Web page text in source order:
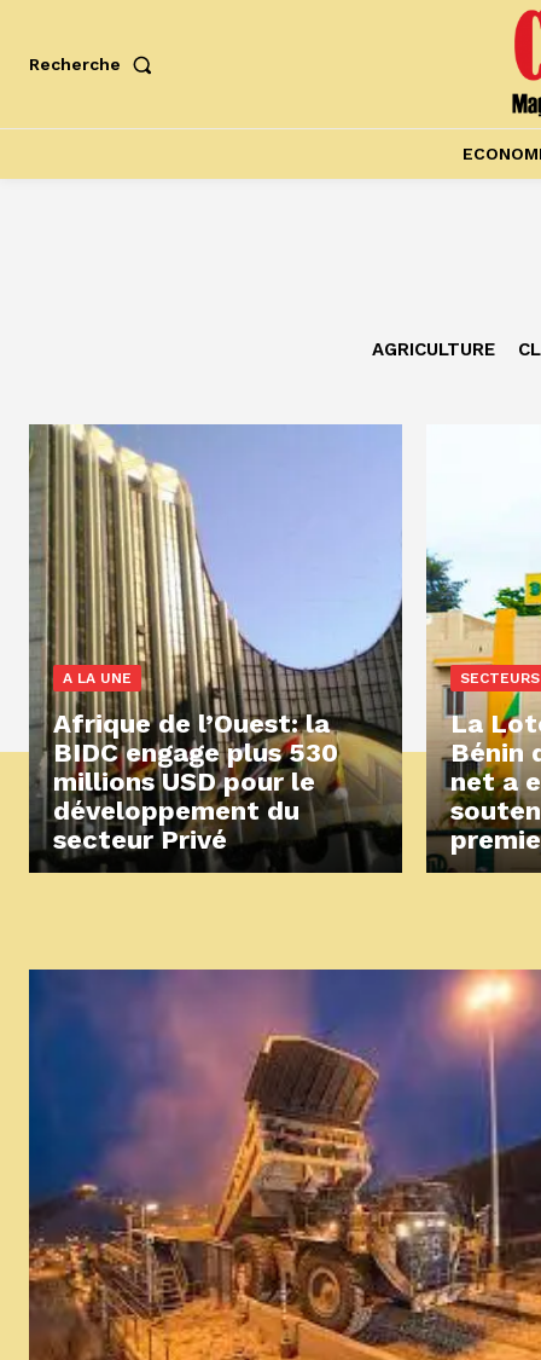
Recherche
AGRICULTURE
A LA UNE
Afrique de l’Ouest: la
BIDC engage plus 530
millions USD pour le
développement du
secteur Privé
SECTEURS
La
Bénin
net a